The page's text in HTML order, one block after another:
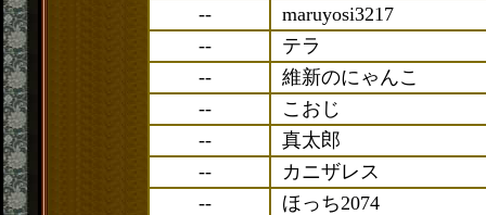
--
maruyosi3217
--
テラ
--
維新のにゃんこ
--
こおじ
--
真太郎
--
カニザレス
--
ほっち2074